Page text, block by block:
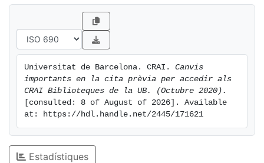
Universitat de Barcelona. CRAI. Canvis
importants en la cita prèvia per accedir als
CRAI Biblioteques de la UB. (Octubre 2020).
[consulted: 8 of August of 2026]. Available
at: https://hdl.handle.net/2445/171621
Estadístiques